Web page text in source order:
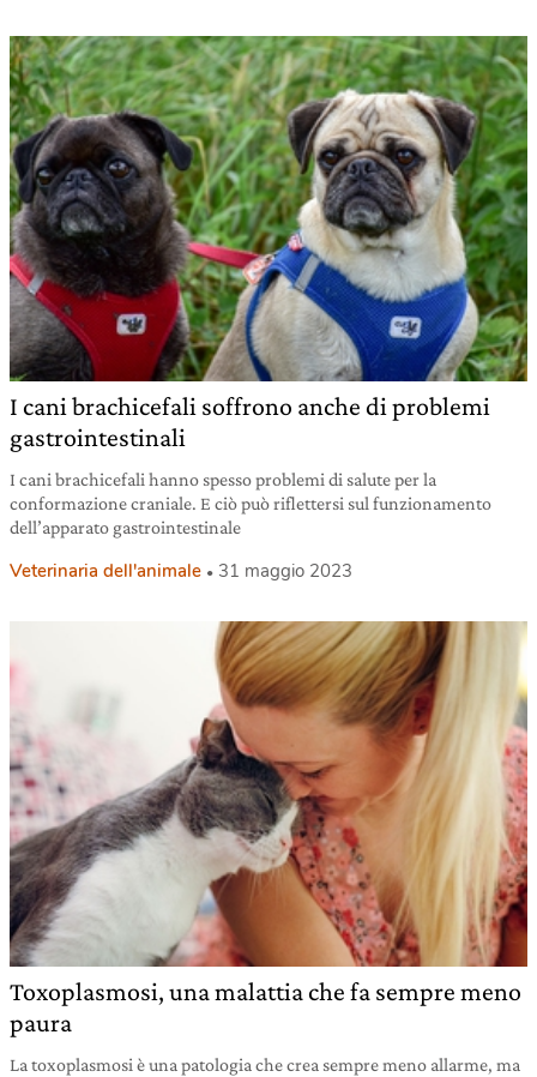
I cani brachicefali soffrono anche di problemi
gastrointestinali
I cani brachicefali hanno spesso problemi di salute per la
conformazione craniale. E ciò può riflettersi sul funzionamento
dell’apparato gastrointestinale
Veterinaria dell'animale 31 maggio 2023
Toxoplasmosi, una malattia che fa sempre meno
paura
La toxoplasmosi è una patologia che crea sempre meno allarme, ma